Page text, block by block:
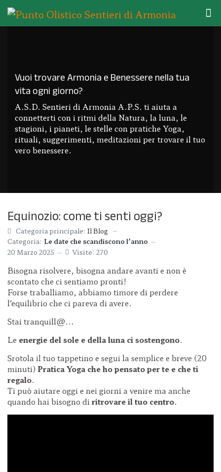
Vuoi trovare Armonia e Benessere nella tua
vita ogni giorno?
A.S.D. Sentieri di Armonia A.P.S. ti aiuta a
connetterti con i ritmi della Natura, la luna, le
stagioni, i pianeti, le stelle con pratiche Yoga,
rituali, suggerimenti, meditazioni per trovare il tuo
vero benessere.
Equinozio: come ti senti oggi?
Categoria principale: Il Blog
Categoria: Le date che scandiscono l’anno
20 Marzo 2025
Visite: 270
Bisogna risolvere, bisogna andare avanti e non è
scontato che ci sentiamo pronti!
Forse traballiamo, abbiamo timore di perdere
l’equilibrio che ci pareva di avere.
Stai tranquill@...
Le energie del sole e della luna ci sostengono.
Srotola il tuo tappetino e segui la semplice e breve (20
minuti) Pratica Yoga che ho pensato per te e che ti
regalo.
Ti può aiutare oggi e nei giorni a venire ma anche
quando hai bisogno di ritrovare il tuo centro.